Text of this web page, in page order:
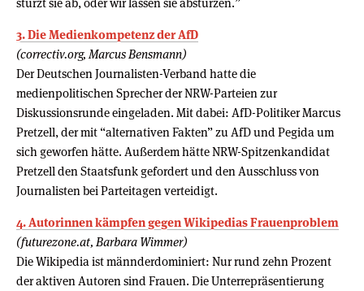
3. Die Medienkompetenz der AfD
(correctiv.org, Marcus Bensmann)
Der Deutschen Journalisten-Verband hatte die
medienpolitischen Sprecher der NRW-Parteien zur
Diskussionsrunde eingeladen. Mit dabei: AfD-Politiker Marcus
Pretzell, der mit “alternativen Fakten” zu AfD und Pegida um
sich geworfen hätte. Außerdem hätte NRW-Spitzenkandidat
Pretzell den Staatsfunk gefordert und den Ausschluss von
Journalisten bei Parteitagen verteidigt.
4. Autorinnen kämpfen gegen Wikipedias Frauenproblem
(futurezone.at, Barbara Wimmer)
Die Wikipedia ist männderdominiert: Nur rund zehn Prozent
der aktiven Autoren sind Frauen. Die Unterrepräsentierung